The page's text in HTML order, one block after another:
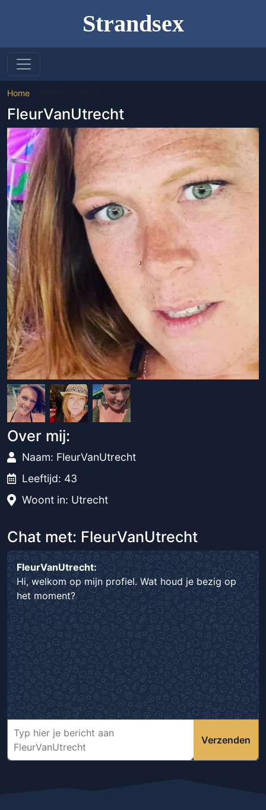
Strandsex
Home
FleurVanUtrecht
Over mij:
Naam: FleurVanUtrecht
Leeftijd: 43
Woont in: Utrecht
Chat met: FleurVanUtrecht
FleurVanUtrecht:
Hi, welkom op mijn profiel. Wat houd je bezig op
het moment?
Verzenden